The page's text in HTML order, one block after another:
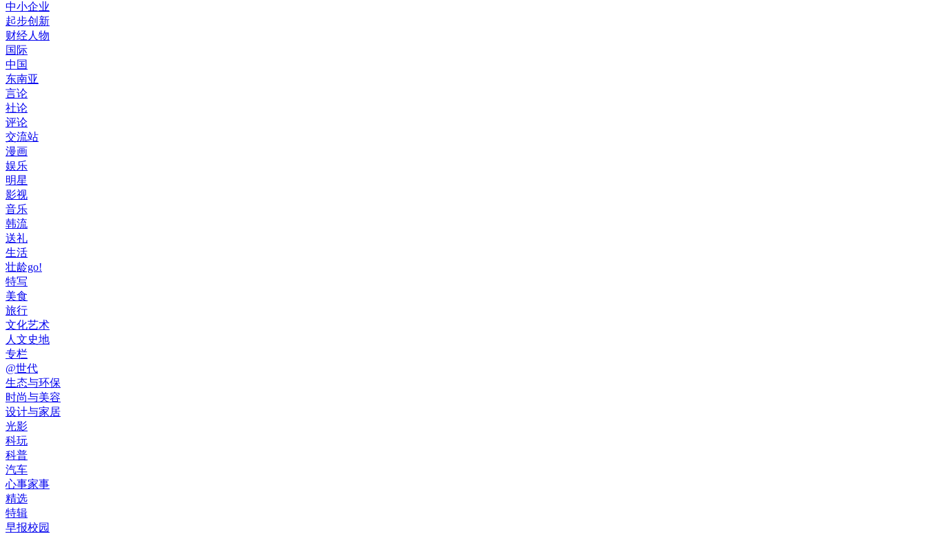
中小企业
起步创新
财经人物
国际
中国
东南亚
言论
社论
评论
交流站
漫画
娱乐
明星
影视
音乐
韩流
送礼
生活
壮龄go!
特写
美食
旅行
文化艺术
人文史地
专栏
@世代
生态与环保
时尚与美容
设计与家居
光影
科玩
科普
汽车
心事家事
精选
特辑
早报校园